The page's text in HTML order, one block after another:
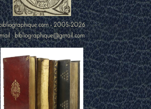
- 2005-2026
: bibliographique@gmail.com